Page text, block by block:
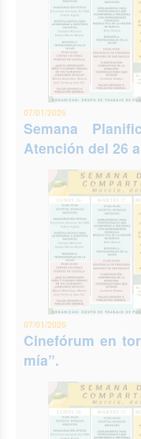
07/01/2026
Semana
Atención del 26
07/01/2026
Cinefórum en
mía”.